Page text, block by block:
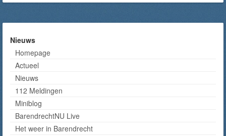
Nieuws
Homepage
Actueel
Nieuws
112 Meldingen
Miniblog
BarendrechtNU Live
Het weer in Barendrecht